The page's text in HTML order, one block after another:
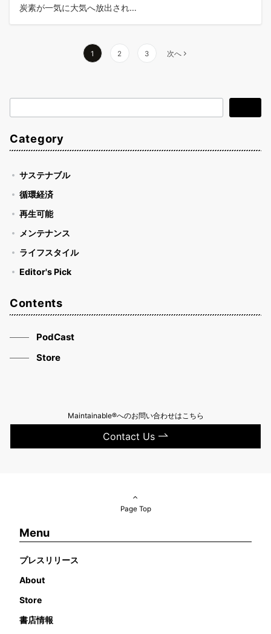
炭素が一気に大気へ放出され…
の
ペ
ー
ジ
送
り
1 2 3 次へ
索
Category
サステナブル
循環経済
再生可能
メンテナンス
ライフスタイル
Editor's Pick
Contents
PodCast
Store
Maintainable®へのお問い合わせはこちら
Contact Us
Page Top
Menu
プレスリリース
About
Store
書店情報